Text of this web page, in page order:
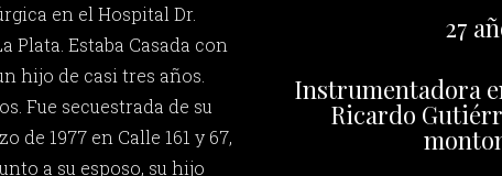
en el Hospital Dr.
Plata. Estaba Casada con
hijo de casi tres años.
Fue secuestrada de su
de 1977 en Calle 161 y 67,
a su esposo, su hijo
27
Instrumentadora
Ricardo